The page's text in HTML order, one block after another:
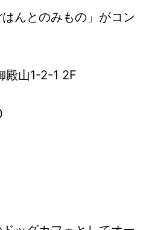
はんとのみもの」がコン
殿山1-2-1 2F